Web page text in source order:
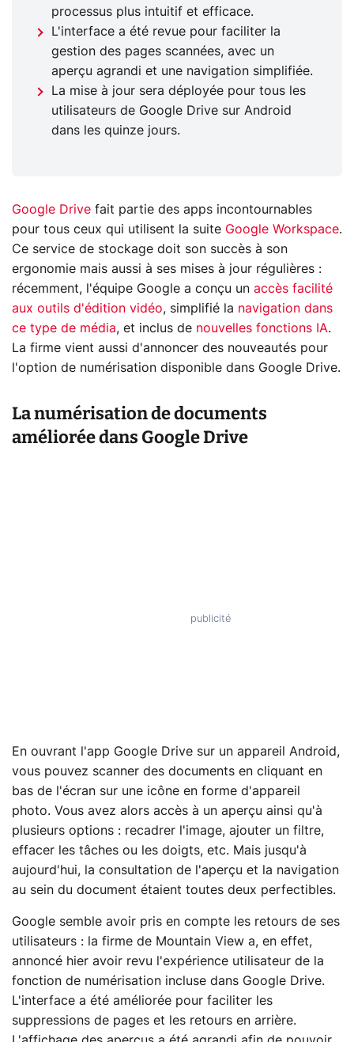
processus plus intuitif et efficace.
L'interface a été revue pour faciliter la
gestion des pages scannées, avec un
aperçu agrandi et une navigation simplifiée.
La mise à jour sera déployée pour tous les
utilisateurs de Google Drive sur Android
dans les quinze jours.
Google Drive fait partie des apps incontournables
pour tous ceux qui utilisent la suite Google Workspace.
Ce service de stockage doit son succès à son
ergonomie mais aussi à ses mises à jour régulières :
récemment, l'équipe Google a conçu un accès facilité
aux outils d'édition vidéo, simplifié la navigation dans
ce type de média, et inclus de nouvelles fonctions IA.
La firme vient aussi d'annoncer des nouveautés pour
l'option de numérisation disponible dans Google Drive.
La numérisation de documents
améliorée dans Google Drive
En ouvrant l'app Google Drive sur un appareil Android,
vous pouvez scanner des documents en cliquant en
bas de l'écran sur une icône en forme d'appareil
photo. Vous avez alors accès à un aperçu ainsi qu'à
plusieurs options : recadrer l'image, ajouter un filtre,
effacer les tâches ou les doigts, etc. Mais jusqu'à
aujourd'hui, la consultation de l'aperçu et la navigation
au sein du document étaient toutes deux perfectibles.
Google semble avoir pris en compte les retours de ses
utilisateurs : la firme de Mountain View a, en effet,
annoncé hier avoir revu l'expérience utilisateur de la
fonction de numérisation incluse dans Google Drive.
L'interface a été améliorée pour faciliter les
suppressions de pages et les retours en arrière.